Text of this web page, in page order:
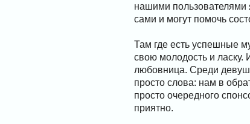
нашими пользователями
сами и могут помочь
Там где есть успешные
свою молодость и ласку.
любовница. Среди
просто слова: нам в
просто очередного
приятно.